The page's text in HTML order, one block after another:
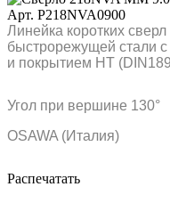
Арт. P218NVA0900
Линейка коротких
быстрорежущей стали
и покрытием HT
Угол при вершине 130°
OSAWA (Италия)
Распечатать